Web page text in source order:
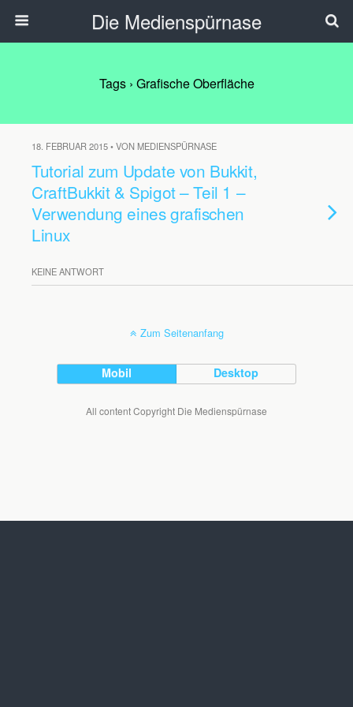
Die Medienspürnase
Tags › Grafische Oberfläche
18. FEBRUAR 2015 • VON MEDIENSPÜRNASE
Tutorial zum Update von Bukkit,
CraftBukkit & Spigot – Teil 1 –
Verwendung eines grafischen
Linux
KEINE ANTWORT
Zum Seitenanfang
Mobil Desktop
All content Copyright Die Medienspürnase